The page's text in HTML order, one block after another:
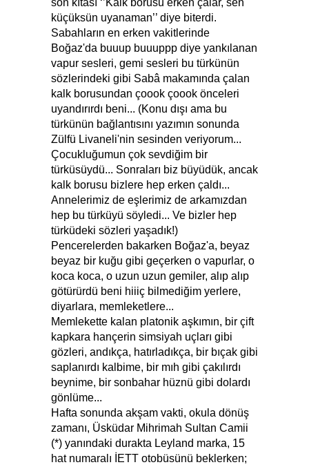
küçüksün uyanaman’’ diye biterdi.
Sabahların en erken vakitlerinde
Boğaz'da buuup buuuppp diye yankılanan
vapur sesleri, gemi sesleri bu türkünün
sözlerindeki gibi Sabâ makamında çalan
kalk borusundan çoook çoook önceleri
uyandırırdı beni... (Konu dışı ama bu
türkünün bağlantısını yazımın sonunda
Zülfü Livaneli'nin sesinden veriyorum...
Çocukluğumun çok sevdiğim bir
türküsüydü... Sonraları biz büyüdük, ancak
kalk borusu bizlere hep erken çaldı...
Annelerimiz de eşlerimiz de arkamızdan
hep bu türküyü söyledi... Ve bizler hep
türküdeki sözleri yaşadık!)
Pencerelerden bakarken Boğaz'a, beyaz
beyaz bir kuğu gibi geçerken o vapurlar, o
koca koca, o uzun uzun gemiler, alıp alıp
götürürdü beni hiiiç bilmediğim yerlere,
diyarlara, memleketlere...
Memlekette kalan platonik aşkımın, bir çift
kapkara hançerin simsiyah uçları gibi
gözleri, andıkça, hatırladıkça, bir bıçak gibi
saplanırdı kalbime, bir mıh gibi çakılırdı
beynime, bir sonbahar hüznü gibi dolardı
gönlüme...
Hafta sonunda akşam vakti, okula dönüş
zamanı, Üsküdar Mihrimah Sultan Camii
(*) yanındaki durakta Leyland marka, 15
hat numaralı İETT otobüsünü beklerken;